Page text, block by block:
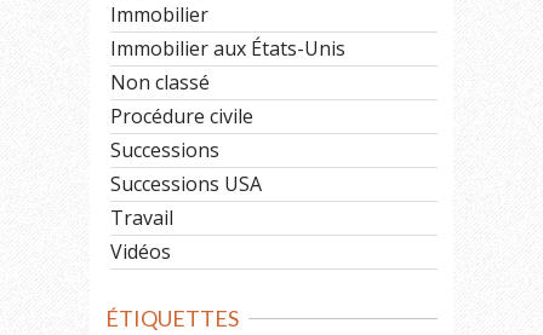
Immobilier
Immobilier aux États-Unis
Non classé
Procédure civile
Successions
Successions USA
Travail
Vidéos
ÉTIQUETTES